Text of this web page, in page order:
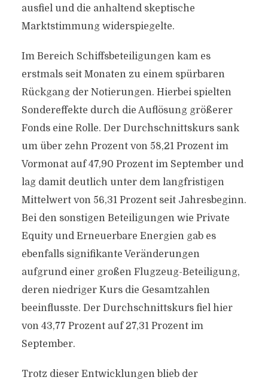
ausfiel und die anhaltend skeptische
Marktstimmung widerspiegelte.
Im Bereich Schiffsbeteiligungen kam es
erstmals seit Monaten zu einem spürbaren
Rückgang der Notierungen. Hierbei spielten
Sondereffekte durch die Auflösung größerer
Fonds eine Rolle. Der Durchschnittskurs sank
um über zehn Prozent von 58,21 Prozent im
Vormonat auf 47,90 Prozent im September und
lag damit deutlich unter dem langfristigen
Mittelwert von 56,31 Prozent seit Jahresbeginn.
Bei den sonstigen Beteiligungen wie Private
Equity und Erneuerbare Energien gab es
ebenfalls signifikante Veränderungen
aufgrund einer großen Flugzeug-Beteiligung,
deren niedriger Kurs die Gesamtzahlen
beeinflusste. Der Durchschnittskurs fiel hier
von 43,77 Prozent auf 27,31 Prozent im
September.
Trotz dieser Entwicklungen blieb der